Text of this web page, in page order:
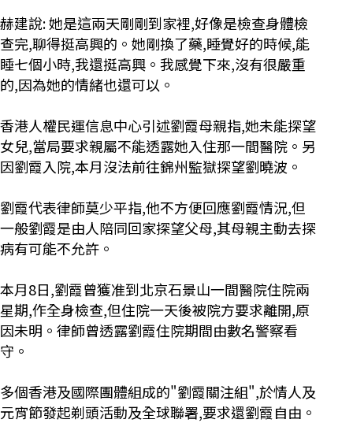
赫建說: 她是這兩天剛剛到家裡,好像是檢查身體檢
查完,聊得挺高興的。她剛換了藥,睡覺好的時候,能
睡七個小時,我還挺高興。我感覺下來,沒有很嚴重
的,因為她的情緒也還可以。
香港人權民運信息中心引述劉霞母親指,她未能探望
女兒,當局要求親屬不能透露她入住那一間醫院。另
因劉霞入院,本月沒法前往錦州監獄探望劉曉波。
劉霞代表律師莫少平指,他不方便回應劉霞情況,但
一般劉霞是由人陪同回家探望父母,其母親主動去探
病有可能不允許。
本月8日,劉霞曾獲准到北京石景山一間醫院住院兩
星期,作全身檢查,但住院一天後被院方要求離開,原
因未明。律師曾透露劉霞住院期間由數名警察看
守。
多個香港及國際團體組成的"劉霞關注組",於情人及
元宵節發起剃頭活動及全球聯署,要求還劉霞自由。